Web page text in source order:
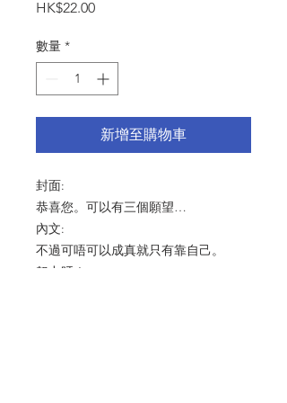
HK$22.00價
數量 *
新增至購物車
封面:
恭喜您。可以有三個願望…
內文:
不過可唔可以成真就只有靠自己。
努力呀！